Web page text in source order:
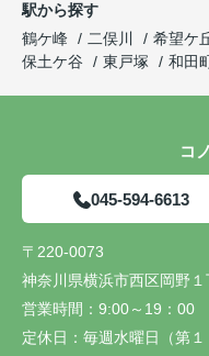
駅から探す
鶴ケ峰
二俣川 希望ケ
保土ケ谷
東戸塚 和田
コ
045-594-6613
〒220-0073
神奈川県横浜市西区岡野
営業時間： 9:00～19：00
定休日： 毎週水曜日（第１